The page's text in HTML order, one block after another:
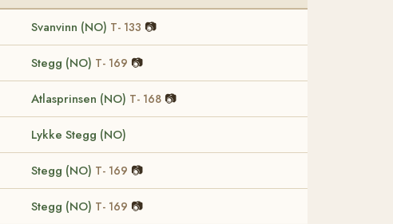
Svanvinn (NO) T- 133 📷
Stegg (NO) T- 169 📷
Atlasprinsen (NO) T- 168 📷
Lykke Stegg (NO)
Stegg (NO) T- 169 📷
Stegg (NO) T- 169 📷